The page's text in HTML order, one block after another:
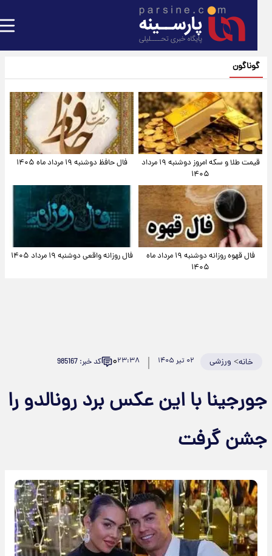
گوناگون
قیمت طلا و سکه امروز دوشنبه ۱۹ مرداد
۱۴۰۵
فال حافظ دوشنبه ۱۹ مرداد ماه ۱۴۰۵
فال قهوه روزانه دوشنبه ۱۹ مرداد ماه
۱۴۰۵
فال روزانه واقعی دوشنبه ۱۹ مرداد ۱۴۰۵
خانه>ورزشی ۲۳:۳۸۰ کد خبر: 985167
با این عکس برد رونالدو را
گرفت